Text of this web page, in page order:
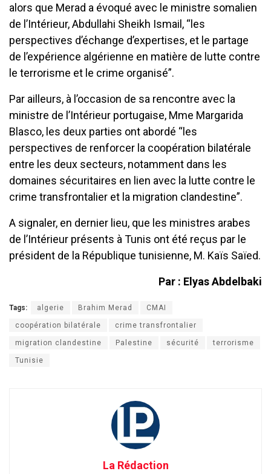
alors que Merad a évoqué avec le ministre somalien
de l’Intérieur, Abdullahi Sheikh Ismail, “les
perspectives d’échange d’expertises, et le partage
de l’expérience algérienne en matière de lutte contre
le terrorisme et le crime organisé”.
Par ailleurs, à l’occasion de sa rencontre avec la
ministre de l’Intérieur portugaise, Mme Margarida
Blasco, les deux parties ont abordé “les
perspectives de renforcer la coopération bilatérale
entre les deux secteurs, notamment dans les
domaines sécuritaires en lien avec la lutte contre le
crime transfrontalier et la migration clandestine”.
A signaler, en dernier lieu, que les ministres arabes
de l’Intérieur présents à Tunis ont été reçus par le
président de la République tunisienne, M. Kaïs Saïed.
Par : Elyas Abdelbaki
Tags: algerie Brahim Merad CMAI
coopération bilatérale crime transfrontalier
migration clandestine Palestine sécurité terrorisme
Tunisie
La Rédaction